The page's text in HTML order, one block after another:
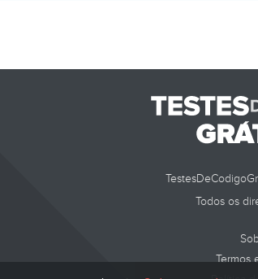
Todos os
Termos